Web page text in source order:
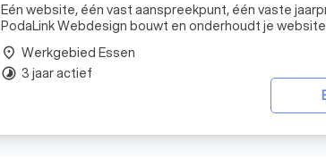
Eén website, één vast aanspreekpunt, één vaste
PodaLink Webdesign bouwt en onderhoudt je
onderhoud, support en onbeperkt wijzigingen zitten
geen
place Werkgebied Essen
timelapse 3 jaar actief